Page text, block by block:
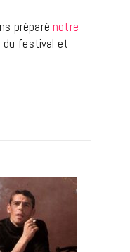
préparé notre
du festival et
ET INTERVIEWS
se met au vert sur
de Gorillaz